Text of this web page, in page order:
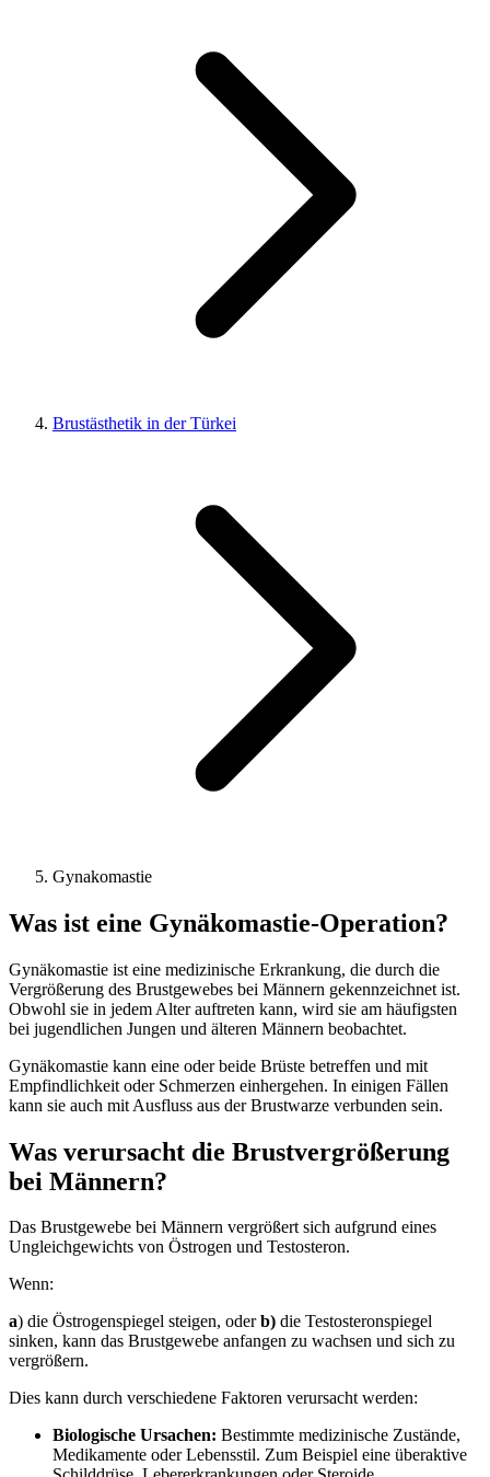
Brustästhetik in der Türkei
Gynakomastie
Was ist eine Gynäkomastie-Operation?
Gynäkomastie ist eine medizinische Erkrankung, die durch die
Vergrößerung des Brustgewebes bei Männern gekennzeichnet ist.
Obwohl sie in jedem Alter auftreten kann, wird sie am häufigsten
bei jugendlichen Jungen und älteren Männern beobachtet.
Gynäkomastie kann eine oder beide Brüste betreffen und mit
Empfindlichkeit oder Schmerzen einhergehen. In einigen Fällen
kann sie auch mit Ausfluss aus der Brustwarze verbunden sein.
Was verursacht die Brustvergrößerung
bei Männern?
Das Brustgewebe bei Männern vergrößert sich aufgrund eines
Ungleichgewichts von Östrogen und Testosteron.
Wenn:
a) die Östrogenspiegel steigen, oderb) die Testosteronspiegel
sinken, kann das Brustgewebe anfangen zu wachsen und sich zu
vergrößern.
Dies kann durch verschiedene Faktoren verursacht werden:
Biologische Ursachen: Bestimmte medizinische Zustände,
Medikamente oder Lebensstil. Zum Beispiel eine überaktive